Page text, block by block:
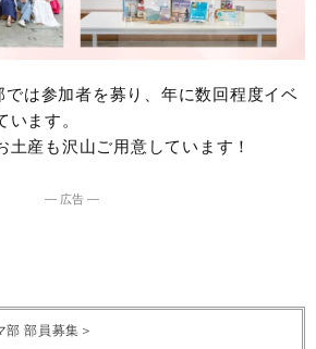
は参加者を募り、年に数回程度イベ
います。
土産も沢山ご用意しています！
― 広告 ―
部 部員募集＞